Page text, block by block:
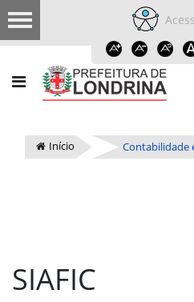
Início Contabilidade
SIAFIC